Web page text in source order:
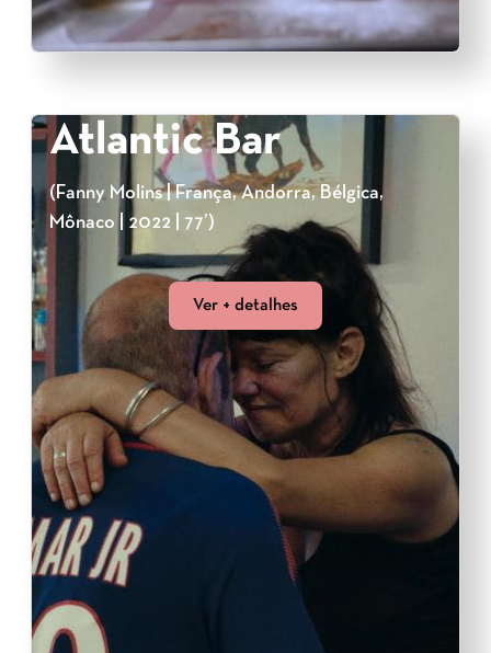
Atlantic Bar
(Fanny Molins | França, Andorra, Bélgica,
Mônaco | 2022 | 77’)
Ver + detalhes